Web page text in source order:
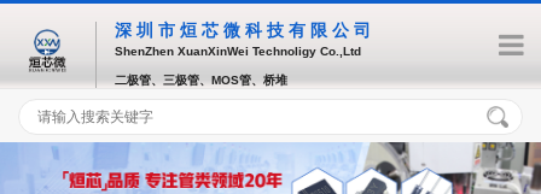
深圳市烜芯微科技有限公司
ShenZhen XuanXinWei Technoligy Co.,Ltd
二极管、三极管、MOS管、桥堆